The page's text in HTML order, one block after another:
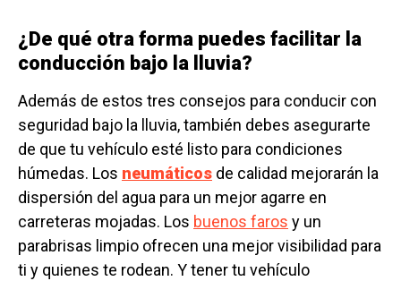
¿De qué otra forma puedes facilitar la
conducción bajo la lluvia?
Además de estos tres consejos para conducir con
seguridad bajo la lluvia, también debes asegurarte
de que tu vehículo esté listo para condiciones
húmedas. Los neumáticos de calidad mejorarán la
dispersión del agua para un mejor agarre en
carreteras mojadas. Los buenos faros y un
parabrisas limpio ofrecen una mejor visibilidad para
ti y quienes te rodean. Y tener tu vehículo